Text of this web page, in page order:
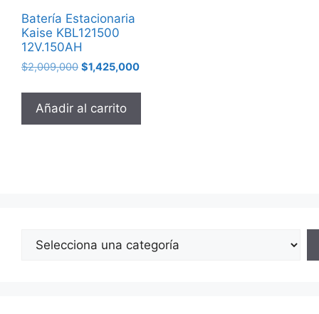
Batería Estacionaria
Kaise KBL121500
12V.150AH
$2,009,000 $1,425,000
Añadir al carrito